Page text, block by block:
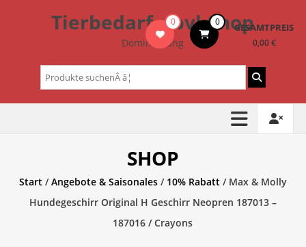
Tierbedarf – bvl-Shop
Dominik Lang
0 0 GESAMTPREIS
0,00 €
Suchen
nach:
SHOP
Start/Angebote & Saisonales/ 10% Rabatt/ Max & Molly
Hundegeschirr Original H Geschirr Neopren 187013 –
187016 / Crayons